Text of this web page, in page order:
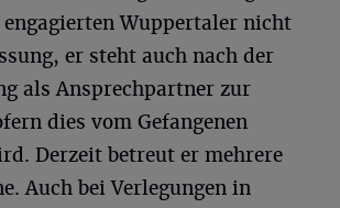
Wuppertaler nicht
er steht auch nach der
als Ansprechpartner zur
dies vom Gefangenen
Derzeit betreut er mehrere
Auch bei Verlegungen in